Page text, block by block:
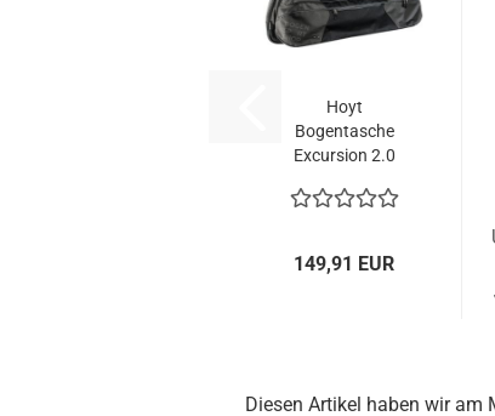
Hoyt
Bogentasche
Excursion 2.0
149,91 EUR
Diesen Artikel haben wir am